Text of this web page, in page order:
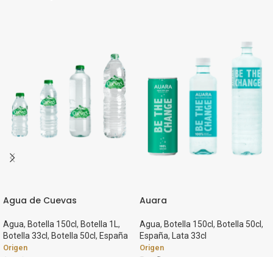
Agua de Cuevas
Agua, Botella 150cl, Botella 1L ,
Botella 33cl, Botella 50cl, España
Origen
Auara
Agua, Botella 150cl, Botella 50cl,
España, Lata 33cl
Origen